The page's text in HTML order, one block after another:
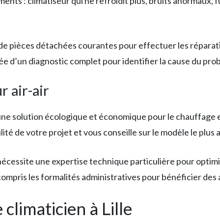
pièces détachées courantes pour effectuer les
d’un diagnostic complet pour identifier la cause du
air-air
solution écologique et économique pour le
de votre projet et vous conseille sur le modèle le plus
une expertise technique particulière pour
les formalités administratives pour bénéficier
à Lille